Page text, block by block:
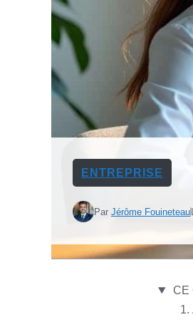
ENTREPRISE
Par Jérôme Fouineteau
CE